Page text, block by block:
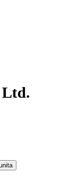
Ltd.